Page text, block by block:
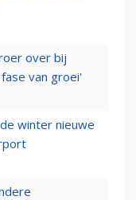
over bij
van groei'
winter nieuwe